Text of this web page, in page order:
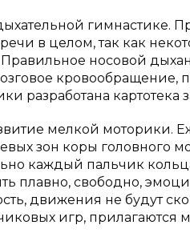
гимнастике.
в целом, так как
носовой
кровообращение,
разработана картотека
мелкой моторики.
зон коры головного
каждый пальчик
плавно, свободно,
движения не будут
игр,